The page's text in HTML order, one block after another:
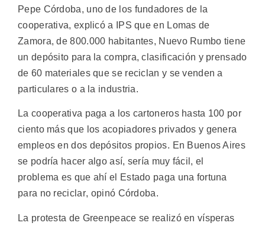
Pepe Córdoba, uno de los fundadores de la
cooperativa, explicó a IPS que en Lomas de
Zamora, de 800.000 habitantes, Nuevo Rumbo tiene
un depósito para la compra, clasificación y prensado
de 60 materiales que se reciclan y se venden a
particulares o a la industria.
La cooperativa paga a los cartoneros hasta 100 por
ciento más que los acopiadores privados y genera
empleos en dos depósitos propios. En Buenos Aires
se podría hacer algo así, sería muy fácil, el
problema es que ahí el Estado paga una fortuna
para no reciclar, opinó Córdoba.
La protesta de Greenpeace se realizó en vísperas